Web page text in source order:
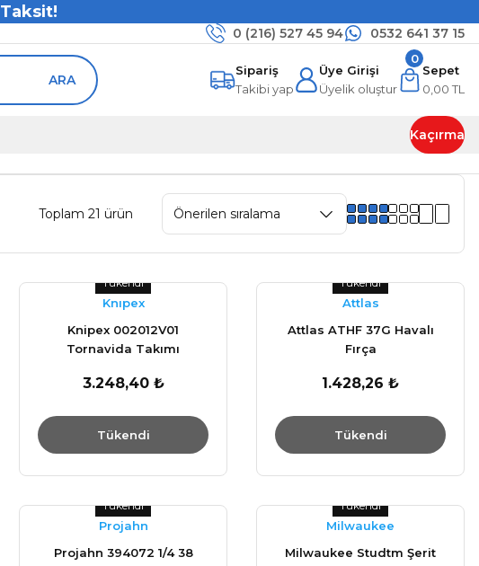
Taksit!
0 (216) 527 45 94 0532 641 37 15
ARA
Sipariş
Takibi yap
Üye Girişi
Üyelik oluştur
Sepet
0,00 TL
0
Kaçırma
Toplam 21 ürün
Tükendi
Knıpex
Knipex 002012V01
Tornavida Takımı
3.248,40 ₺
Tükendi
Tükendi
Attlas
Attlas ATHF 37G Havalı
Fırça
1.428,26 ₺
Tükendi
Tükendi
Projahn
Projahn 394072 1/4 38
Tükendi
Milwaukee
Milwaukee Studtm Şerit